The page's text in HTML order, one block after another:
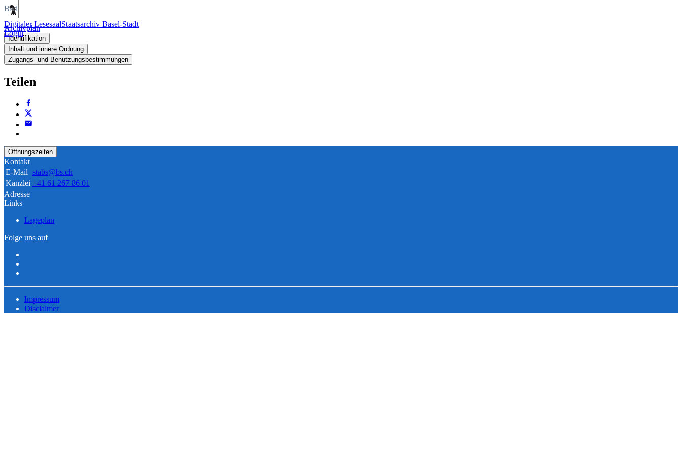
Digitaler LesesaalStaatsarchiv Basel-Stadt
Login
Bild
Archivplan
Identifikation
Inhalt und innere Ordnung
Zugangs- und Benutzungsbestimmungen
Teilen
Öffnungszeiten
Kontakt
E-Mail stabs@bs.ch
Kanzlei +41 61 267 86 01
Adresse
Links
Lageplan
Folge uns auf
Impressum
Disclaimer